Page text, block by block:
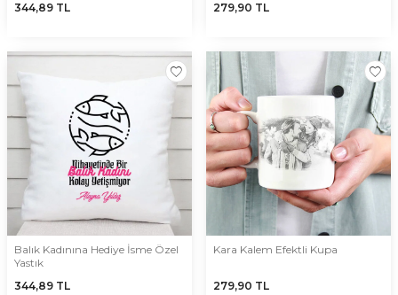
344,89 TL
279,90 TL
Balık Kadınına Hediye İsme Özel
Yastık
344,89 TL
Kara Kalem Efektli Kupa
279,90 TL